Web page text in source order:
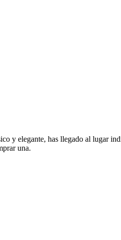
y elegante, has llegado al lugar
una.